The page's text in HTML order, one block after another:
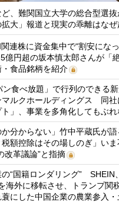
、難関国立大学の総合型選
大」報道と現実の乖離はなぜ
連株に資金集中で“割安にな
円超の坂本慎太郎さんが「
食品銘柄を紹介
ン食べ放題」で行列のできる
マルクホールディングス 同社
」、事業を多角化してもぶれ
か分からない」竹中平蔵氏が
額控除はその場しのぎ」いま
改革議論”と指摘
“国籍ロンダリング” SHEIN
海外に移転させ、トランプ関
にした中国企業の農業参入・